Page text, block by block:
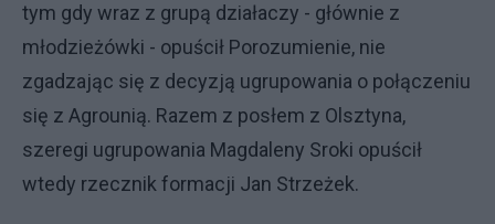
tym gdy wraz z grupą działaczy - głównie z
młodzieżówki - opuścił Porozumienie, nie
zgadzając się z decyzją ugrupowania o połączeniu
się z Agrounią. Razem z posłem z Olsztyna,
szeregi ugrupowania Magdaleny Sroki opuścił
wtedy rzecznik formacji Jan Strzeżek.